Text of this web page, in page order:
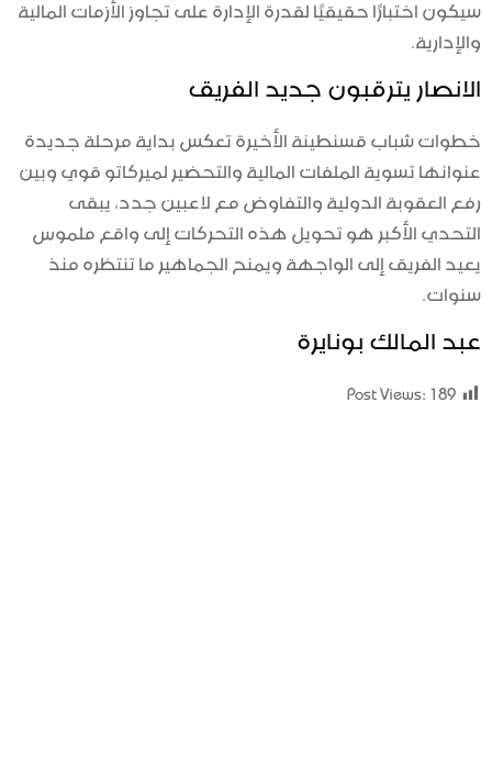
سيكون اختبارًا حقيقيًا لقدرة الإدارة على تجاوز الأزمات المالية
والإدارية.
الانصار يترقبون جديد الفريق
خطوات شباب قسنطينة الأخيرة تعكس بداية مرحلة جديدة
عنوانها تسوية الملفات المالية والتحضير لميركاتو قوي وبين
رفع العقوبة الدولية والتفاوض مع لاعبين جدد، يبقى
التحدي الأكبر هو تحويل هذه التحركات إلى واقع ملموس
يعيد الفريق إلى الواجهة ويمنح الجماهير ما تنتظره منذ
سنوات.
عبد المالك بونايرة
Post Views:189